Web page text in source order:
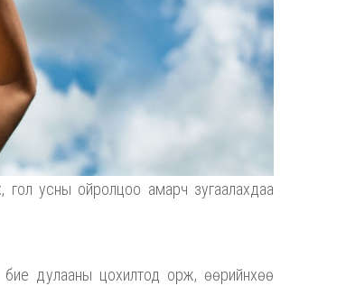
гол усны ойролцоо амарч зугаалахдаа
бие дулааны цохилтод орж, өөрийнхөө